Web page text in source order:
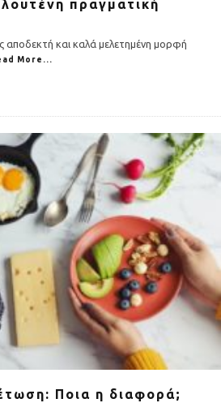
πραγματική
αποδεκτή και καλά μελετημένη μορφή
More...
Ποια η διαφορά;